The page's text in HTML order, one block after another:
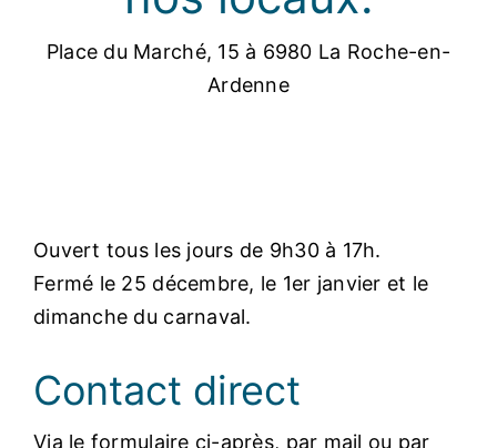
Place du Marché, 15 à 6980 La Roche-en-
Ardenne
Ouvert tous les jours de 9h30 à 17h.
Fermé le 25 décembre, le 1er janvier et le
dimanche du carnaval.
Contact direct
Via le formulaire ci-après, par mail ou par